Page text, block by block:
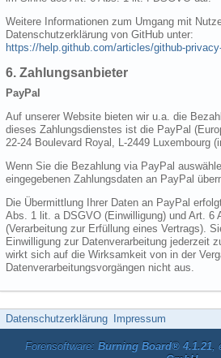
Weitere Informationen zum Umgang mit
Datenschutzerklärung von GitHub unter:
https://help.github.com/articles/github-
6. Zahlungsanbieter
PayPal
Auf unserer Website bieten wir u.a. die
dieses Zahlungsdienstes ist die PayPal
22-24 Boulevard Royal, L-2449 Luxembourg
Wenn Sie die Bezahlung via PayPal
eingegebenen Zahlungsdaten an PayPal
Die Übermittlung Ihrer Daten an PayPal
Abs. 1 lit. a DSGVO (Einwilligung) und Art. 6
(Verarbeitung zur Erfüllung eines Vertrags).
Einwilligung zur Datenverarbeitung jederzeit
wirkt sich auf die Wirksamkeit von in der
Datenverarbeitungsvorgängen nicht aus.
Datenschutzerklärung Impressum
Forensoftware: Burning Board® 4.1.21,